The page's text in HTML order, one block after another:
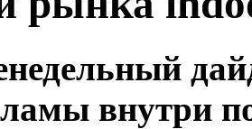
внутри